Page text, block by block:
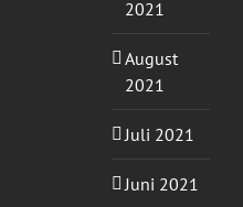
2021
August
2021
Juli 2021
Juni 2021